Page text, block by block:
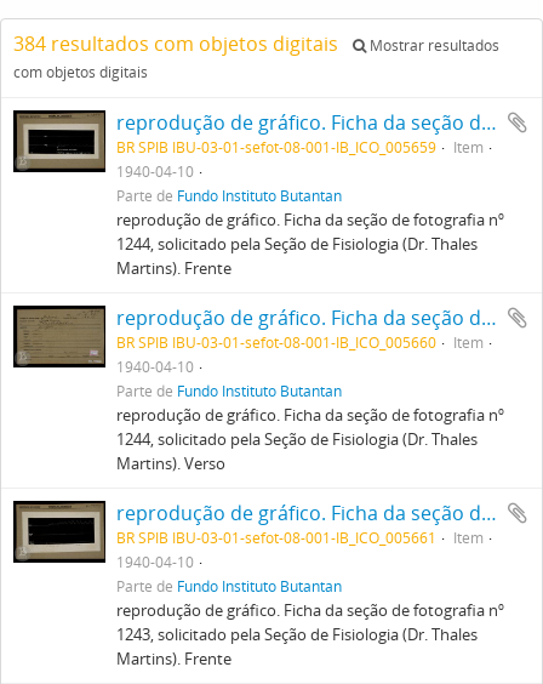
384 resultados com objetos digitais
Mostrar resultados
com objetos digitais
reprodução de gráfico. Ficha da seção de fotografia nº 1244, solicitado pela Seção de Fisiologia (Dr. Thales Martins). Frente
BR SPIB IBU-03-01-sefot-08-001-IB_ICO_005659
Item
1940-04-10
Parte de Fundo Instituto Butantan
reprodução de gráfico. Ficha da seção de fotografia nº
1244, solicitado pela Seção de Fisiologia (Dr. Thales
Martins). Frente
reprodução de gráfico. Ficha da seção de fotografia nº 1244, solicitado pela Seção de Fisiologia (Dr. Thales Martins). Verso
BR SPIB IBU-03-01-sefot-08-001-IB_ICO_005660
Item
1940-04-10
Parte de Fundo Instituto Butantan
reprodução de gráfico. Ficha da seção de fotografia nº
1244, solicitado pela Seção de Fisiologia (Dr. Thales
Martins). Verso
reprodução de gráfico. Ficha da seção de fotografia nº 1243, solicitado pela Seção de Fisiologia (Dr. Thales Martins). Frente
BR SPIB IBU-03-01-sefot-08-001-IB_ICO_005661
Item
1940-04-10
Parte de Fundo Instituto Butantan
reprodução de gráfico. Ficha da seção de fotografia nº
1243, solicitado pela Seção de Fisiologia (Dr. Thales
Martins). Frente